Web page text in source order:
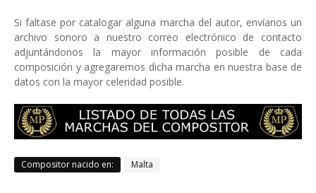
Si faltase por catalogar alguna marcha del autor, envíanos un
archivo sonoro a nuestro correo electrónico de contacto
adjuntándonos la mayor información posible de cada
composición y agregaremos dicha marcha en nuestra base de
datos con la mayor celeridad posible.
Compositor nacido en: Malta